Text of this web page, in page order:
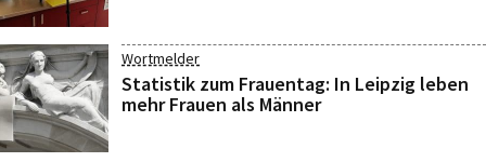
Wortmelder
Statistik zum Frauentag: In Leipzig leben
mehr Frauen als Männer